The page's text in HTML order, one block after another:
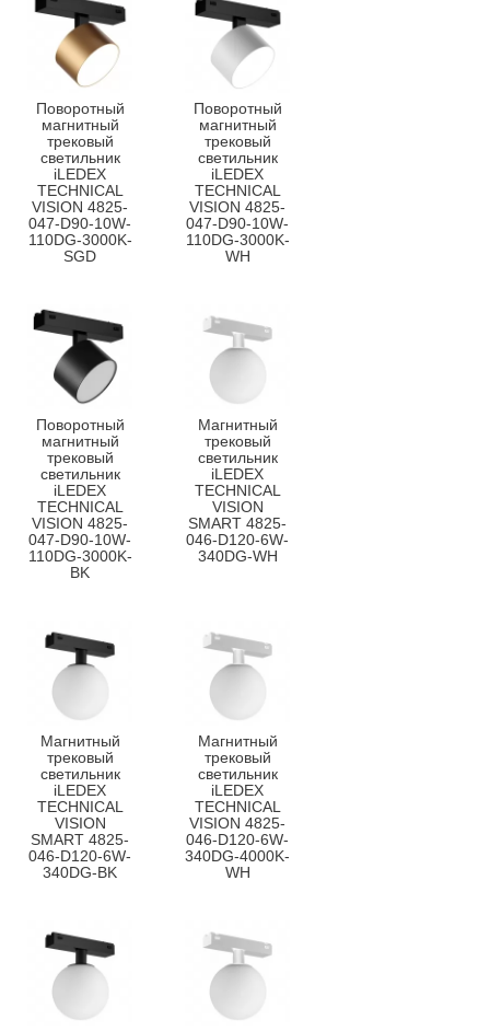
Поворотный
магнитный
трековый
светильник
iLEDEX
TECHNICAL
VISION 4825-
047-D90-10W-
110DG-3000K-
SGD
Поворотный
магнитный
трековый
светильник
iLEDEX
TECHNICAL
VISION 4825-
047-D90-10W-
110DG-3000K-
WH
Поворотный
магнитный
трековый
светильник
iLEDEX
TECHNICAL
VISION 4825-
047-D90-10W-
110DG-3000K-
BK
Магнитный
трековый
светильник
iLEDEX
TECHNICAL
VISION
SMART 4825-
046-D120-6W-
340DG-WH
Магнитный
трековый
светильник
iLEDEX
TECHNICAL
VISION
SMART 4825-
046-D120-6W-
340DG-BK
Магнитный
трековый
светильник
iLEDEX
TECHNICAL
VISION 4825-
046-D120-6W-
340DG-4000K-
WH